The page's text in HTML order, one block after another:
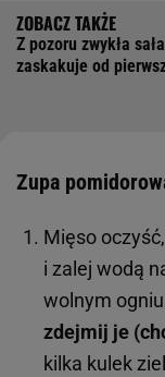
Z pozoru zwykła
zaskakuje od
Zupa
Mięso
i zalej wodą
wolnym
zdejmij je
kilka kulek